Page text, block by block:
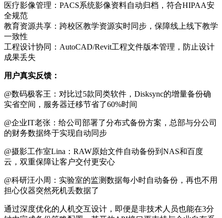
医疗影像管理：PACS系统影像资料自动归档，符合HIPAA安
全规范
教育资源共享：跨校区教学资源实时同步，保障线上线下教学
一致性
工程设计协同：AutoCAD/Revit工程文件版本管理，防止设计
成果丢失
用户真实反馈：
@数码极客王：对比过5款同类软件，Disksync的增量备份确
实省空间，服务器迁移节省了60%时间
@企业IT老张：给公司部署了分布式备份方案，总部与分公司
的财务数据终于实现自动同步
@摄影工作室Lina：RAW原始文件自动备份到NAS和百度
云，双重保障让客户交付更安心
@科研汪小周：实验室的监测数据每小时自动备份，再也不用
担心仪器突然死机丢数据了
通过深度优化的人机交互设计，即便是非技术人员也能在3分